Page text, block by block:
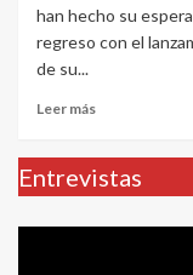
han hecho su
regreso con el
de su...
Leer más
Entrevistas